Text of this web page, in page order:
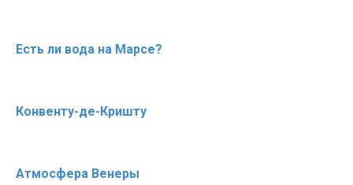
Есть ли вода на Марсе?
Конвенту-де-Кришту
Атмосфера Венеры